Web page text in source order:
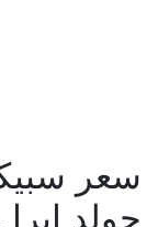
جولد ايرا Gold Era